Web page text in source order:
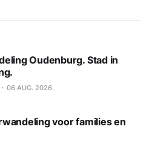
Oudenburg. Stad in
06 AUG. 2026
voor families en